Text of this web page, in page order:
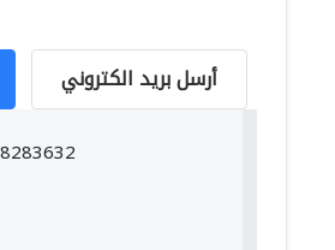
أرسل بريد الكتروني